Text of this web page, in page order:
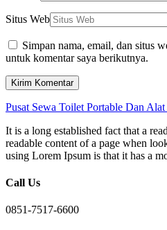
Situs Web
Simpan nama, email, dan situs
untuk komentar saya berikutnya.
Pusat Sewa Toilet Portable Dan Alat
It is a long established fact that a
readable content of a page when
using Lorem Ipsum is that it has a
Call Us
0851-7517-6600